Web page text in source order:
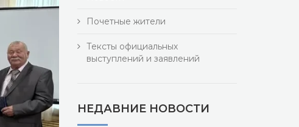
Почетные жители
Тексты официальных
выступлений и заявлений
НЕДАВНИЕ НОВОСТИ